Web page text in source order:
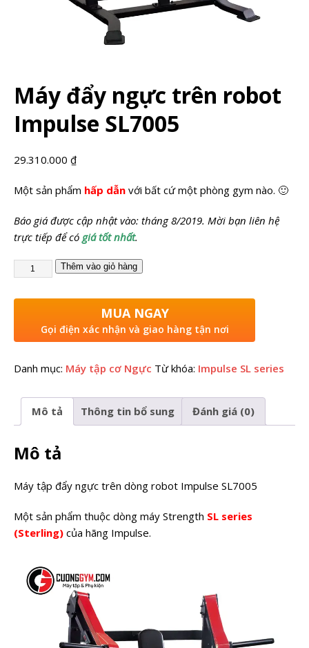
Máy đẩy ngực trên robot
Impulse SL7005
29.310.000 ₫
Một sản phẩm hấp dẫn với bất cứ một phòng gym nào. 🙂
Báo giá được cập nhật vào: tháng 8/2019. Mời bạn liên hệ
trực tiếp để có giá tốt nhất.
Thêm vào giỏ hàng
MUA NGAY
Gọi điện xác nhận và giao hàng tận nơi
Danh mục: Máy tập cơ Ngực Từ khóa: Impulse SL series
Mô tả Thông tin bổ sung Đánh giá (0)
Mô tả
Máy tập đẩy ngực trên dòng robot Impulse SL7005
Một sản phẩm thuộc dòng máy Strength SL series
(Sterling) của hãng Impulse.